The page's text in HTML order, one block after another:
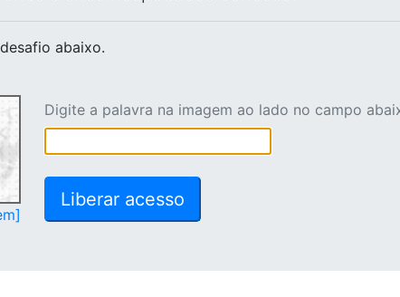
abaixo.
Digite a palavra na imagem ao lado no campo